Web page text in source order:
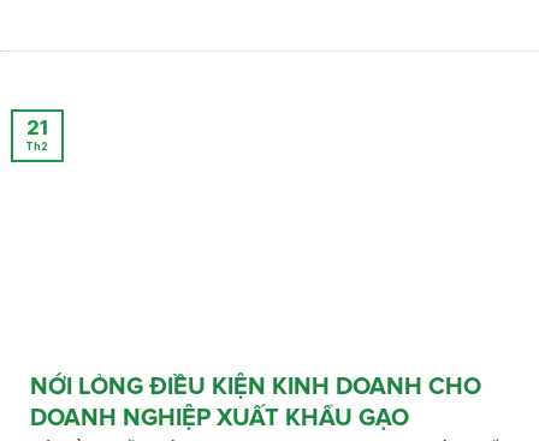
NỚI LỎNG ĐIỀU KIỆN KINH DOANH CHO
DOANH NGHIỆP XUẤT KHẨU GẠO
21
Th2